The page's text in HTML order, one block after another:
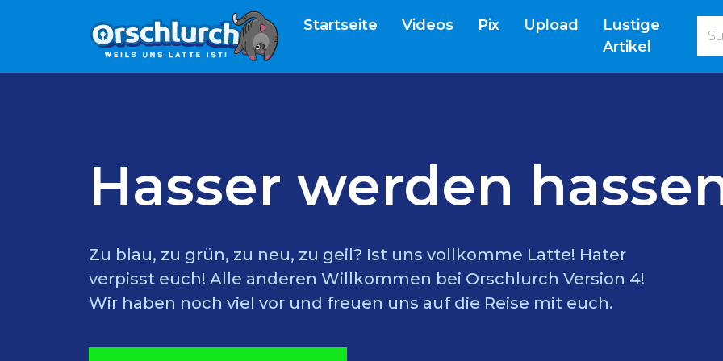
Startseite (current)
Videos Pix Upload
Lustige
Artikel
Hasser werden
Zu blau, zu grün, zu neu, zu geil? Ist uns vollkomme Latte! Hater
verpisst euch! Alle anderen Willkommen bei Orschlurch Version 4!
Wir haben noch viel vor und freuen uns auf die Reise mit euch.